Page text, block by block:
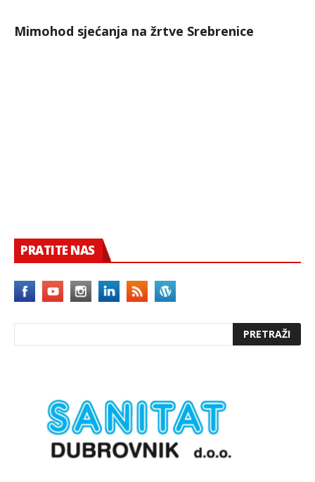
Mimohod sjećanja na žrtve Srebrenice
PRATITE NAS